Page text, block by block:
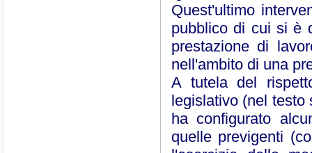
Quest'ultimo
pubblico di cui si è
prestazione di
nell'ambito di una
A tutela del
legislativo (nel testo
ha configurato
quelle previgenti